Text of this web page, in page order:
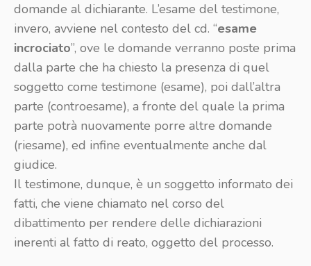
domande al dichiarante. L’esame del testimone,
invero, avviene nel contesto del cd. “esame
incrociato”, ove le domande verranno poste prima
dalla parte che ha chiesto la presenza di quel
soggetto come testimone (esame), poi dall’altra
parte (controesame), a fronte del quale la prima
parte potrà nuovamente porre altre domande
(riesame), ed infine eventualmente anche dal
giudice.
Il testimone, dunque, è un soggetto informato dei
fatti, che viene chiamato nel corso del
dibattimento per rendere delle dichiarazioni
inerenti al fatto di reato, oggetto del processo.